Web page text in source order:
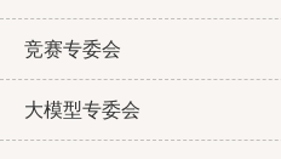
竞赛专委会
大模型专委会